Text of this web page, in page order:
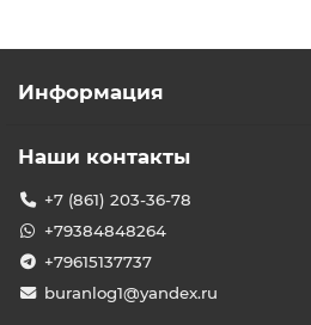
Информация
Наши контакты
+7 (861) 203-36-78
+79384848264
+79615137737
buranlog1@yandex.ru